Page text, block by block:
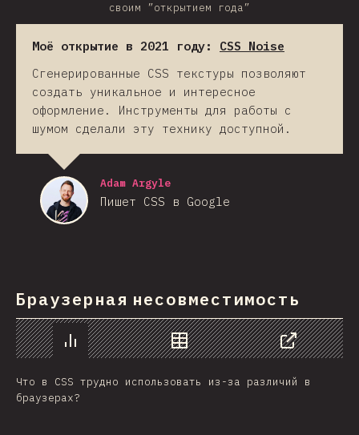
своим ”открытием года”
Моё открытие в 2021 году: CSS Noise
Сгенерированные CSS текстуры позволяют
создать уникальное и интересное
оформление. Инструменты для работы с
шумом сделали эту технику доступной.
Adam Argyle
Пишет CSS в Google
Браузерная несовместимость
График Данные
Поделиться
Что в CSS трудно использовать из-за различий в
браузерах?